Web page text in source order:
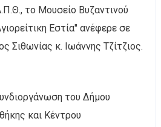
το Μουσείο Βυζαντινού
Εστία" ανέφερε σε
Σιθωνίας κ. Ιωάννης Τζίτζιος.
του Δήμου
και Κέντρου